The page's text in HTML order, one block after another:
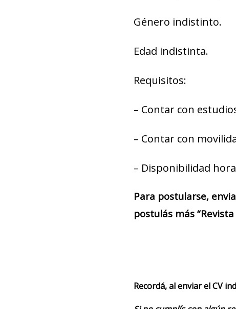
Género indistinto.
Edad indistinta.
Requisitos:
– Contar con
– Contar con
– Disponibilidad
Para postularse,
postulás más
Recordá, al enviar el CV